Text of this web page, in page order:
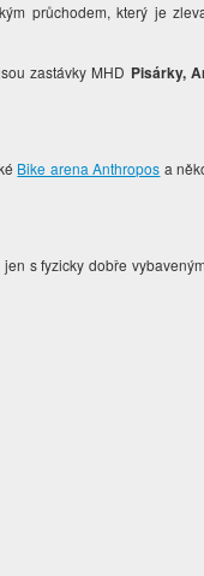
průchodem, který je
zastávky MHD Pisárky,
Bike arena Anthropos a
s fyzicky dobře